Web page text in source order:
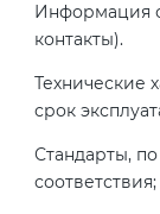
Информация
контакты).
Технические
срок
Стандарты,
соответствия;